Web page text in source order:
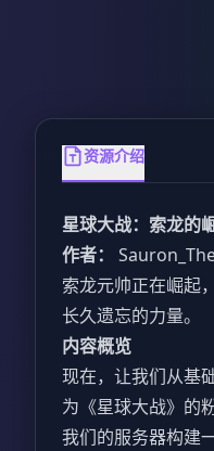
资源介绍
星球大战：索龙的
作者：
索龙元帅正在崛起
长久遗忘的力量。
内容概览
现在，让我们从基
为《星球大战》的
我们的服务器构建